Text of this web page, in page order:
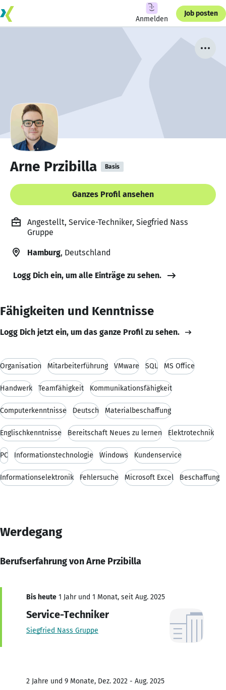
Anmelden
Job posten
Arne Przibilla Basis
Ganzes Profil ansehen
Angestellt, Service-Techniker, Siegfried Nass
Gruppe
Hamburg, Deutschland
Logg Dich ein, um alle Einträge zu sehen.
Fähigkeiten und Kenntnisse
Logg Dich jetzt ein, um das ganze Profil zu sehen.
Organisation Mitarbeiterführung VMware SQL MS Office
Handwerk Teamfähigkeit Kommunikationsfähigkeit
Computerkenntnisse Deutsch Materialbeschaffung
Englischkenntnisse Bereitschaft Neues zu lernen Elektrotechnik
PC Informationstechnologie Windows Kundenservice
Informationselektronik Fehlersuche Microsoft Excel Beschaffung
Werdegang
Berufserfahrung von Arne Przibilla
Bis heute 1 Jahr und 1 Monat, seit Aug. 2025
Service-Techniker
Siegfried Nass Gruppe
2 Jahre und 9 Monate, Dez. 2022 - Aug. 2025